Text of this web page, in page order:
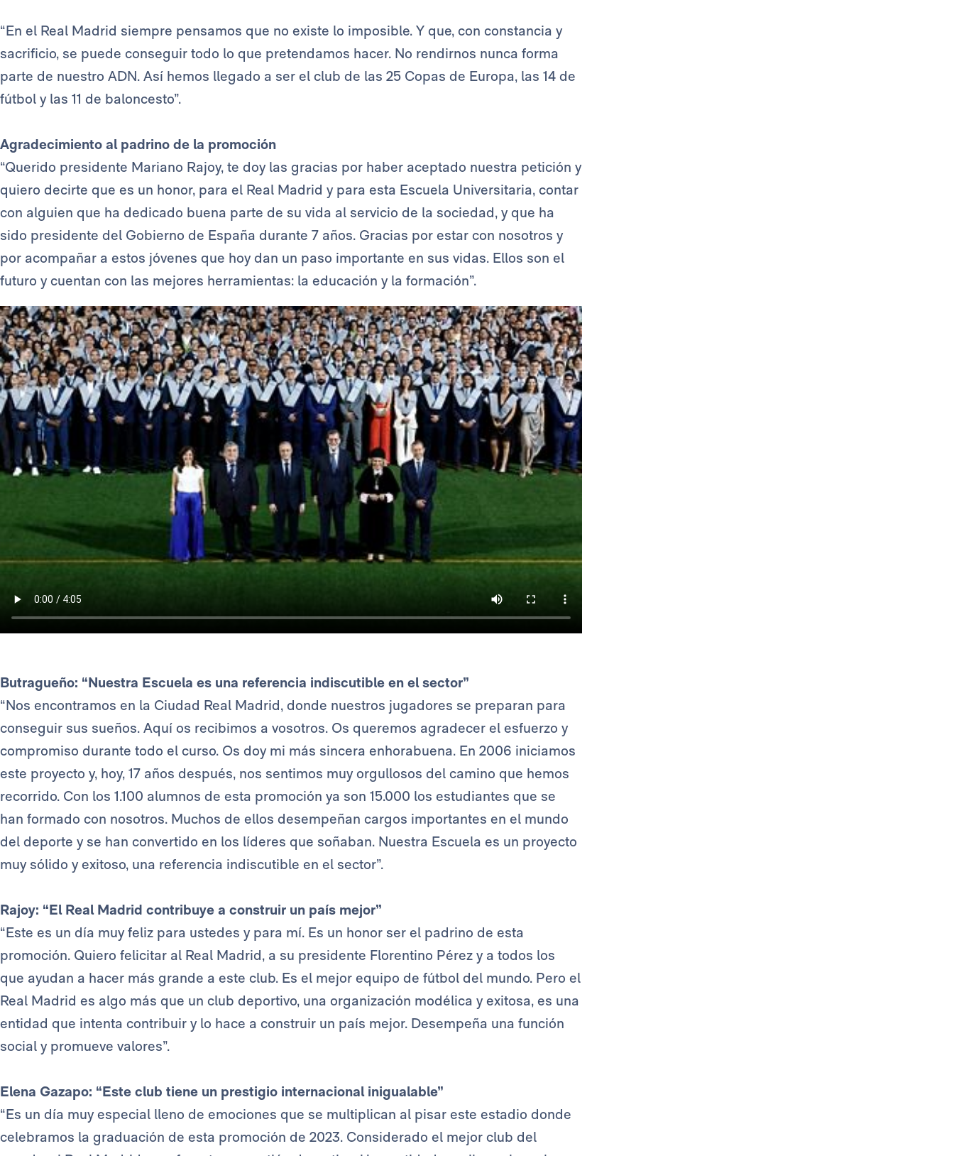
“En el Real Madrid siempre pensamos que no existe lo imposible. Y que, con constancia y
sacrificio, se puede conseguir todo lo que pretendamos hacer. No rendirnos nunca forma
parte de nuestro ADN. Así hemos llegado a ser el club de las 25 Copas de Europa, las 14 de
fútbol y las 11 de baloncesto”.
Agradecimiento al padrino de la promoción
“Querido presidente Mariano Rajoy, te doy las gracias por haber aceptado nuestra petición y
quiero decirte que es un honor, para el Real Madrid y para esta Escuela Universitaria, contar
con alguien que ha dedicado buena parte de su vida al servicio de la sociedad, y que ha
sido presidente del Gobierno de España durante 7 años. Gracias por estar con nosotros y
por acompañar a estos jóvenes que hoy dan un paso importante en sus vidas. Ellos son el
futuro y cuentan con las mejores herramientas: la educación y la formación”.
Butragueño: “Nuestra Escuela es una referencia indiscutible en el sector”
“Nos encontramos en la Ciudad Real Madrid, donde nuestros jugadores se preparan para
conseguir sus sueños. Aquí os recibimos a vosotros. Os queremos agradecer el esfuerzo y
compromiso durante todo el curso. Os doy mi más sincera enhorabuena. En 2006 iniciamos
este proyecto y, hoy, 17 años después, nos sentimos muy orgullosos del camino que hemos
recorrido. Con los 1.100 alumnos de esta promoción ya son 15.000 los estudiantes que se
han formado con nosotros. Muchos de ellos desempeñan cargos importantes en el mundo
del deporte y se han convertido en los líderes que soñaban. Nuestra Escuela es un proyecto
muy sólido y exitoso, una referencia indiscutible en el sector”.
Rajoy: “El Real Madrid contribuye a construir un país mejor”
“Este es un día muy feliz para ustedes y para mí. Es un honor ser el padrino de esta
promoción. Quiero felicitar al Real Madrid, a su presidente Florentino Pérez y a todos los
que ayudan a hacer más grande a este club. Es el mejor equipo de fútbol del mundo. Pero el
Real Madrid es algo más que un club deportivo, una organización modélica y exitosa, es una
entidad que intenta contribuir y lo hace a construir un país mejor. Desempeña una función
social y promueve valores”.
Elena Gazapo: “Este club tiene un prestigio internacional inigualable”
“Es un día muy especial lleno de emociones que se multiplican al pisar este estadio donde
celebramos la graduación de esta promoción de 2023. Considerado el mejor club del